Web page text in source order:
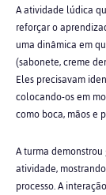
A atividade lúdica
reforçar o
uma dinâmica em
(sabonete, creme
Eles precisavam
colocando-os em
como boca, mãos e
A turma
atividade,
processo. A